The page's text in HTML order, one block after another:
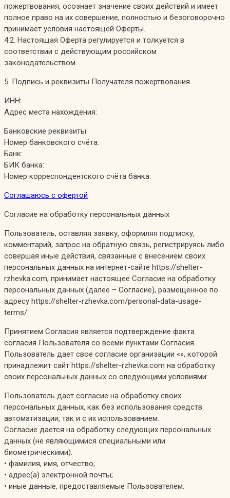
пожертвования, осознает значение своих действий и имеет
полное право на их совершение, полностью и безоговорочно
принимает условия настоящей Оферты.
4.2. Настоящая Оферта регулируется и толкуется в
соответствии с действующим российском
законодательством.
5. Подпись и реквизиты Получателя пожертвования
ИНН:
Адрес места нахождения:
Банковские реквизиты:
Номер банковского счёта:
Банк:
БИК банка:
Номер корреспондентского счёта банка:
Соглашаюсь с офертой
Согласие на обработку персональных данных
Пользователь, оставляя заявку, оформляя подписку,
комментарий, запрос на обратную связь, регистрируясь либо
совершая иные действия, связанные с внесением своих
персональных данных на интернет-сайте https://shelter-
rzhevka.com, принимает настоящее Согласие на обработку
персональных данных (далее – Согласие), размещенное по
адресу https://shelter-rzhevka.com/personal-data-usage-
terms/.
Принятием Согласия является подтверждение факта
согласия Пользователя со всеми пунктами Согласия.
Пользователь дает свое согласие организации «», которой
принадлежит сайт https://shelter-rzhevka.com на обработку
своих персональных данных со следующими условиями:
Пользователь дает согласие на обработку своих
персональных данных, как без использования средств
автоматизации, так и с их использованием.
Согласие дается на обработку следующих персональных
данных (не являющимися специальными или
биометрическими):
• фамилия, имя, отчество;
• адрес(а) электронной почты;
• иные данные, предоставляемые Пользователем.